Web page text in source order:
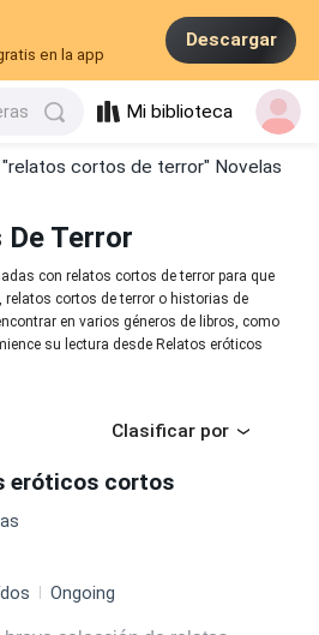
en la app
Descargar
Mi biblioteca
"relatos cortos de terror" Novelas
Terror
con relatos cortos de terror para que
relatos cortos de terror o historias de
en varios géneros de libros, como
su lectura desde Relatos eróticos
Clasificar por
eróticos cortos
Ongoing